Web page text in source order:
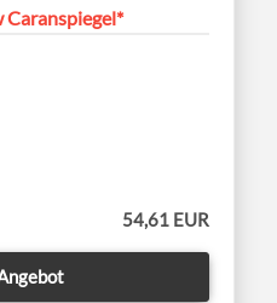
Caranspiegel*
54,61 EUR